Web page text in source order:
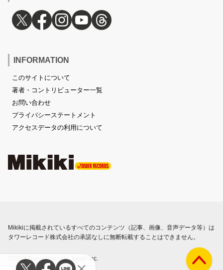
INFORMATION
このサイトについて
著者・コントリビューター一覧
お問い合わせ
プライバシーステートメント
アクセスデータの利用について
Mikikiに掲載されているすべてのコンテンツ（記事、画像、音声データ等）は
タワーレコード株式会社の承諾なしに無断転載することはできません。
©2023 Tower Records Japan Inc.